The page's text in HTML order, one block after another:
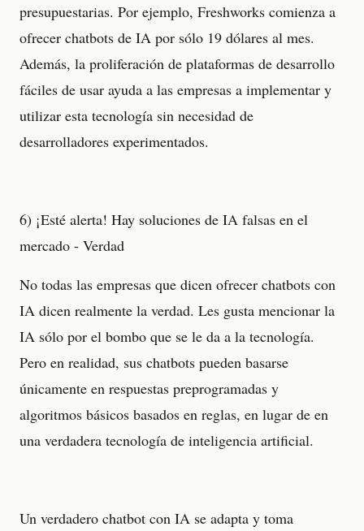
presupuestarias. Por ejemplo, Freshworks comienza a
ofrecer chatbots de IA por sólo 19 dólares al mes.
Además, la proliferación de plataformas de desarrollo
fáciles de usar ayuda a las empresas a implementar y
utilizar esta tecnología sin necesidad de
desarrolladores experimentados.
6) ¡Esté alerta! Hay soluciones de IA falsas en el
mercado - Verdad
No todas las empresas que dicen ofrecer chatbots con
IA dicen realmente la verdad. Les gusta mencionar la
IA sólo por el bombo que se le da a la tecnología.
Pero en realidad, sus chatbots pueden basarse
únicamente en respuestas preprogramadas y
algoritmos básicos basados en reglas, en lugar de en
una verdadera tecnología de inteligencia artificial.
Un verdadero chatbot con IA se adapta y toma